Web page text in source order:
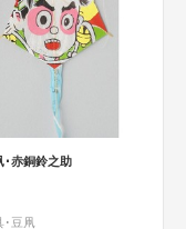
･赤銅鈴之助
･豆凧